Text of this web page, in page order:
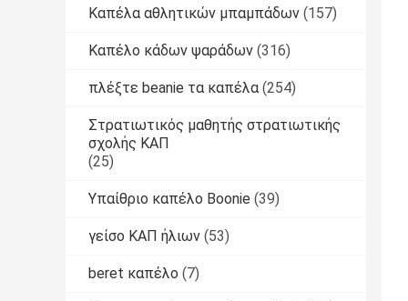
Καπέλα αθλητικών μπαμπάδων (157)
Καπέλο κάδων ψαράδων (316)
πλέξτε beanie τα καπέλα (254)
Στρατιωτικός μαθητής στρατιωτικής
σχολής ΚΑΠ
(25)
Υπαίθριο καπέλο Boonie (39)
γείσο ΚΑΠ ήλιων (53)
beret καπέλο (7)